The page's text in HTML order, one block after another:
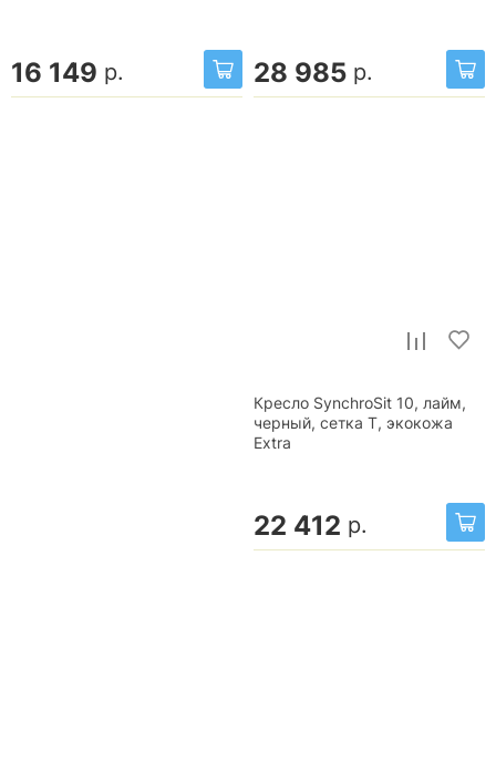
16 149 р. 28 985 р.
Кресло SynchroSit 10, лайм,
черный, сетка T, экокожа
Extra
22 412 р.